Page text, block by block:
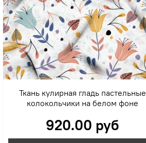
Ткань кулирная гладь пастельные
колокольчики на белом фоне
920.00 руб